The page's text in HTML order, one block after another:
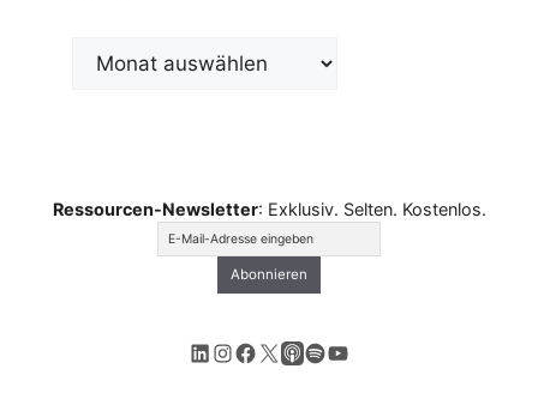
Archiv
Ressourcen-Newsletter: Exklusiv. Selten. Kostenlos.
LinkedIn
Instagram
Facebook
X Apple Podcasts
Spotify
YouTube